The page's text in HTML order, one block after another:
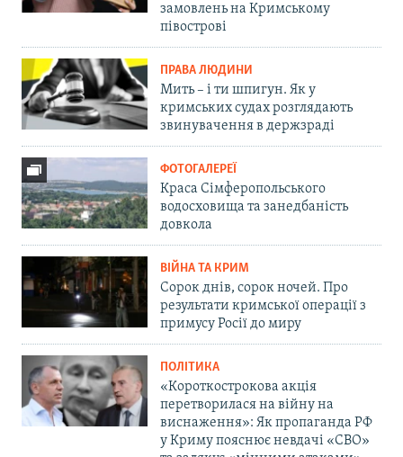
замовлень на Кримському
півострові
ПРАВА ЛЮДИНИ
Мить – і ти шпигун. Як у
кримських судах розглядають
звинувачення в держзраді
ФОТОГАЛЕРЕЇ
Краса Сімферопольського
водосховища та занедбаність
довкола
ВІЙНА ТА КРИМ
Сорок днів, сорок ночей. Про
результати кримської операції з
примусу Росії до миру
ПОЛІТИКА
«Короткострокова акція
перетворилася на війну на
виснаження»: Як пропаганда РФ
у Криму пояснює невдачі «СВО»